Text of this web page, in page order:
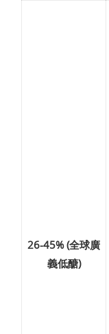
26-45% (全球廣
義低醣)